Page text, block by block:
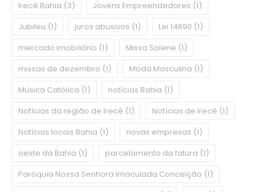
Irecê Bahia (3) Jovens Empreendedores (1)
Jubileu (1) juros abusivos (1) Lei 14690 (1)
mercado imobiliário (1) Missa Solene (1)
missas de dezembro (1) Moda Masculina (1)
Música Católica (1) notícias Bahia (1)
Notícias da região de Irecê (1) Notícias de Irecê (1)
Notícias locais Bahia (1) novas empresas (1)
oeste da Bahia (1) parcelamento da fatura (1)
Paróquia Nossa Senhora Imaculada Conceição (1)